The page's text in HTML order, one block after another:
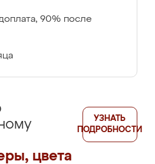
90% после
цвета
УЗНАТЬ
ПОДРОБНОСТИ